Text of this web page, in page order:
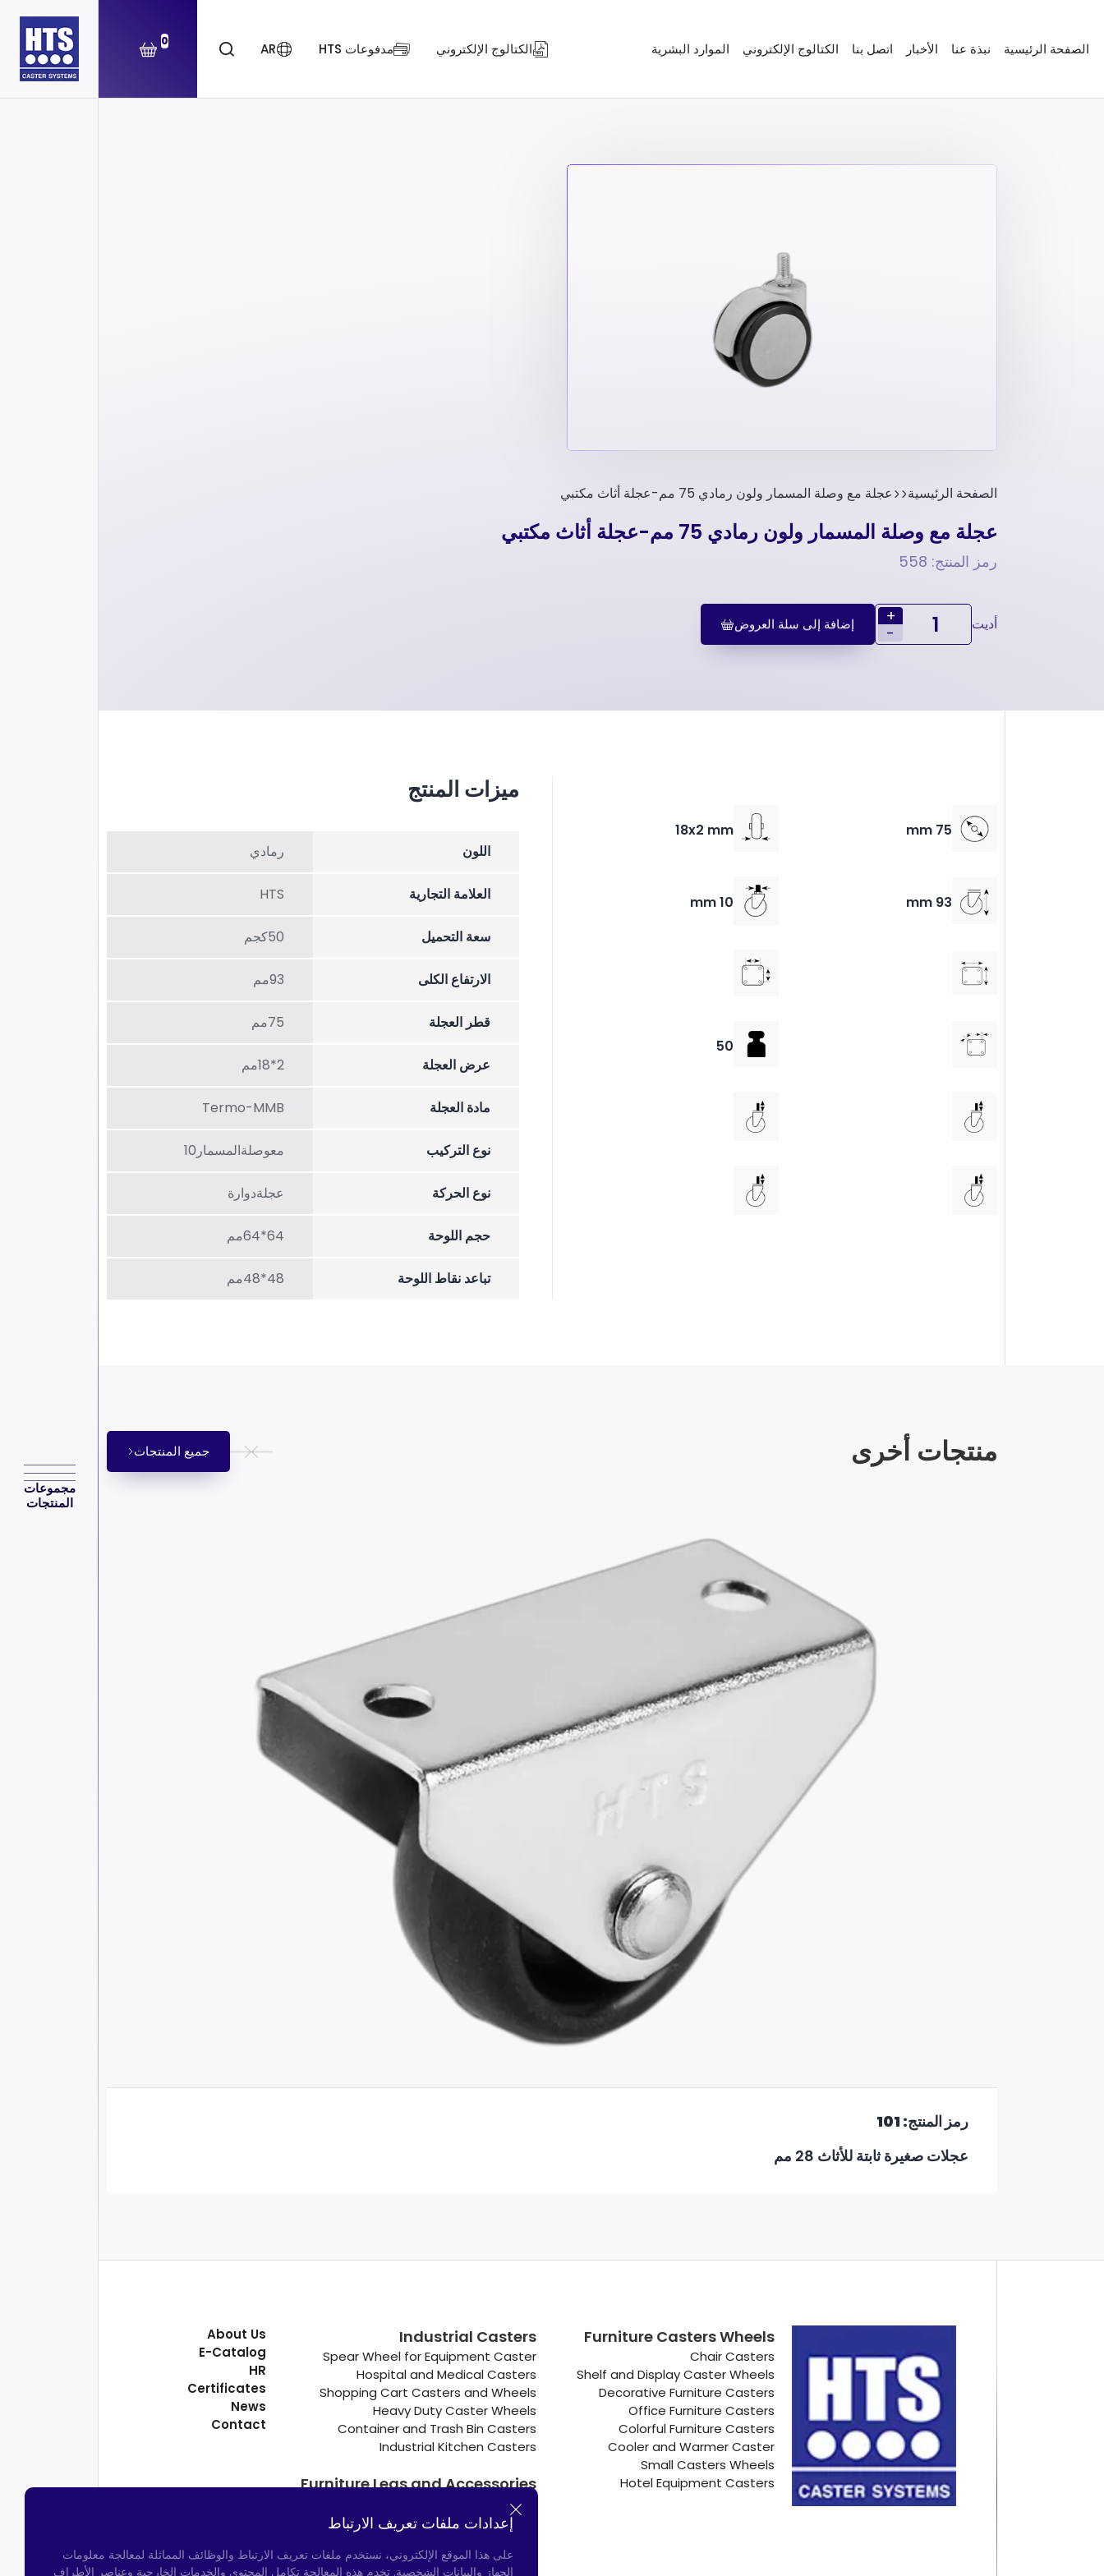
الصفحة الرئيسية نبذة عنا الأخبار اتصل بنا الكتالوج الإلكتروني الموارد البشرية الكتالوج الإلكتروني مدفوعات HTS AR
0
مجموعات
المنتجات
الصفحة الرئيسية عجلة مع وصلة المسمار ولون رمادي 75 مم-عجلة أثاث مكتبي
عجلة مع وصلة المسمار ولون رمادي 75 مم-عجلة أثاث مكتبي
رمز المنتج: 558
أديت
+
-
إضافة إلى سلة العروض
75 mm
18x2 mm
93 mm
10 mm
50
ميزات المنتج
اللون رمادي
العلامة التجارية HTS
سعة التحميل 50كجم
الارتفاع الکلی 93مم
قطر العجلة 75مم
عرض العجلة 2*18مم
مادة العجلة Termo-MMB
نوع التركيب معوصلةالمسمار10
نوع الحركة عجلةدوارة
حجم اللوحة 64*64مم
تباعد نقاط اللوحة 48*48مم
منتجات أخرى جميع المنتجات
رمز المنتج: 101
عجلات صغيرة ثابتة للأثاث 28 مم
Furniture Casters Wheels
Chair Casters
Shelf and Display Caster Wheels
Decorative Furniture Casters
Office Furniture Casters
Colorful Furniture Casters
Cooler and Warmer Caster
Small Casters Wheels
Hotel Equipment Casters
Industrial Casters
Spear Wheel for Equipment Caster
Hospital and Medical Casters
Shopping Cart Casters and Wheels
Heavy Duty Caster Wheels
Container and Trash Bin Casters
Industrial Kitchen Casters
Furniture Legs and Accessories
Connectors
Door Bumpers
About Us
E-Catalog
HR
Certificates
News
Contact
إعدادات ملفات تعريف الارتباط
على هذا الموقع الإلكتروني، نستخدم ملفات تعريف الارتباط والوظائف المماثلة لمعالجة معلومات
الجهاز والبيانات الشخصية. تخدم هذه المعالجة تكامل المحتوى والخدمات الخارجية وعناصر الأطراف